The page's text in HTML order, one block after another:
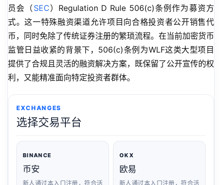
员会（ SEC）Regulation D Rule 506(c)条例作为募资方
式。这一特殊融资渠道允许项目向合格投资者公开销售代
币，同时免除了传统证券注册的繁琐流程。在当前加密货币
监管日益收紧的背景下，506(c)条例为WLF这类大型项目
提供了合规且灵活的融资解决方案，既保留了公开宣传的权
利，又能精准面向特定投资者群体。
EXCHANGES
选择交易平台
BINANCE
币安
新人通过本入口注册，符合活
OKX
欧易
新人通过本入口注册，符合活